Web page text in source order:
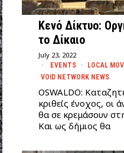
Κενό Δίκτυο:
το Δίκαιο
July 23, 2022
EVENTS · LOCAL
VOID NETWORK NEWS
OSWALDO:
κριθείς ένοχος, οι
θα σε κρεμάσουν
Και ως δήμιος θα